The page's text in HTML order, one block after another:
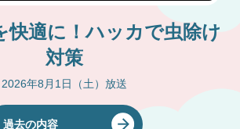
快適に！ハッカで虫除け
対策
2026年8月1日（土）放送
過去の内容